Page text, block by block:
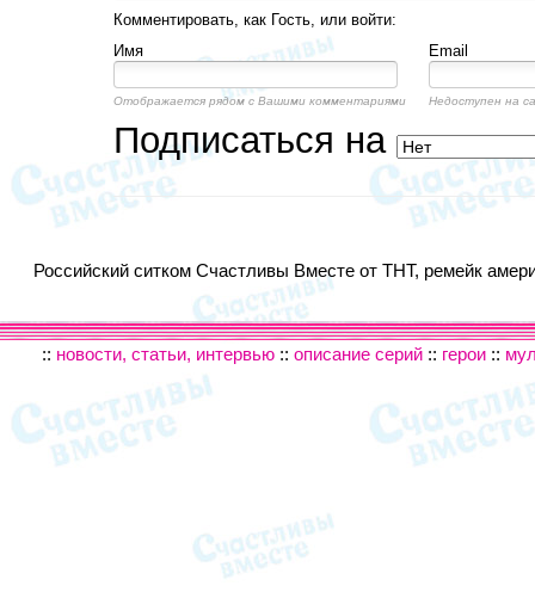
Комментировать, как Гость, или войти:
Имя
Email
Отображается рядом с Вашими комментариями Недоступен на
Подписаться на
Российский ситком Счастливы Вместе от ТНТ, ремейк
:: новости, статьи, интервью :: описание серий :: герои ::